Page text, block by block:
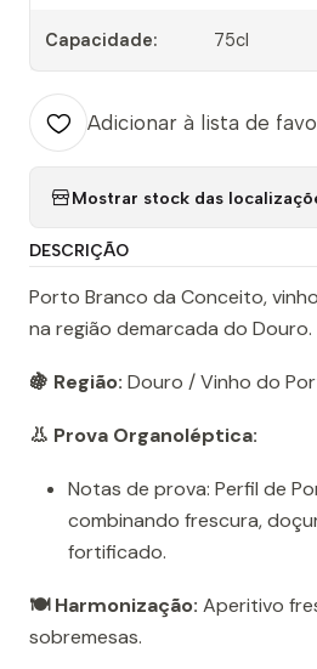
Capacidade: 75cl
Adicionar à lista de
Mostrar stock das
DESCRIÇÃO
Porto Branco da Conceito,
na região demarcada do Douro.
🍇 Região: Douro / Vinho do
👃 Prova Organoléptica:
Notas de prova: Perfil de
combinando frescura,
fortificado.
🍽️ Harmonização: Aperitivo
sobremesas.